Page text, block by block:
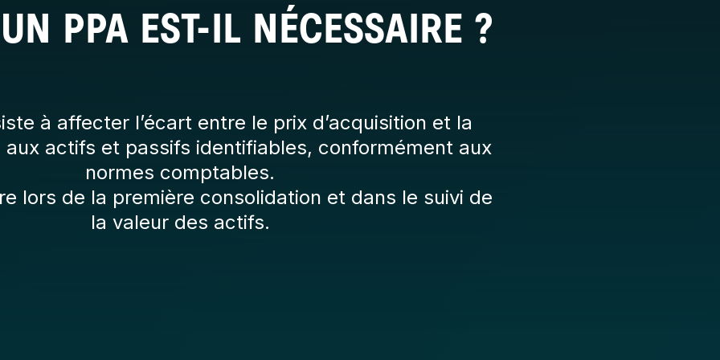
PPA EST-IL NÉCESSAIRE ?
à affecter l’écart entre le prix d’acquisition et la
actifs et passifs identifiables, conformément aux
normes comptables.
lors de la première consolidation et dans le suivi de
la valeur des actifs.